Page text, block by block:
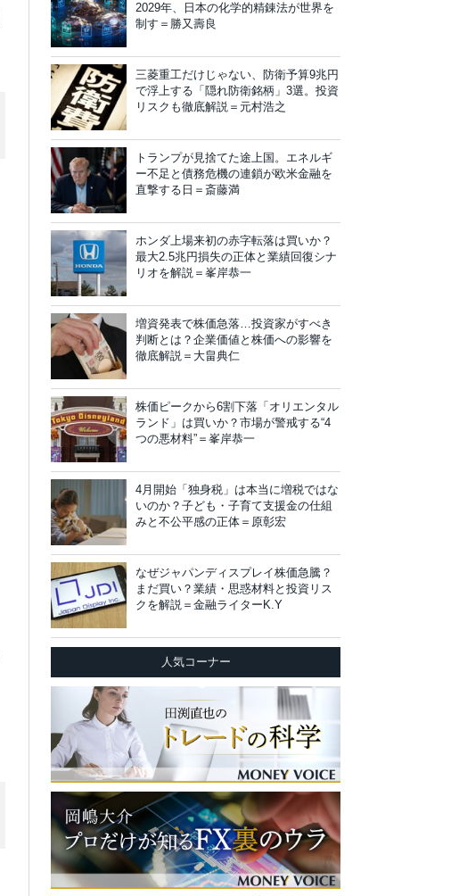
2029年、日本の化学的精錬法が世界を
制す＝勝又壽良
三菱重工だけじゃない、防衛予算9兆円
で浮上する「隠れ防衛銘柄」3選。投資
リスクも徹底解説＝元村浩之
トランプが見捨てた途上国。エネルギ
ー不足と債務危機の連鎖が欧米金融を
直撃する日＝斎藤満
ホンダ上場来初の赤字転落は買いか？
最大2.5兆円損失の正体と業績回復シナ
リオを解説＝峯岸恭一
増資発表で株価急落…投資家がすべき
判断とは？企業価値と株価への影響を
徹底解説＝大畠典仁
株価ピークから6割下落「オリエンタル
ランド」は買いか？市場が警戒する“4
つの悪材料”＝峯岸恭一
4月開始「独身税」は本当に増税ではな
いのか？子ども・子育て支援金の仕組
みと不公平感の正体＝原彰宏
なぜジャパンディスプレイ株価急騰？
まだ買い？業績・思惑材料と投資リス
クを解説＝金融ライターK.Y
人気コーナー